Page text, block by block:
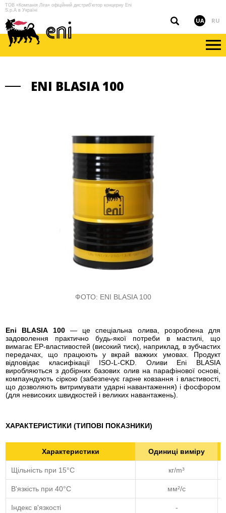
ТОВ «Компанія Ліга» офіційний дистриб'ютор концерну Eni
S.p.A в Україні
UA RU
ENI BLASIA 100
ФОТО: ENI BLASIA 100
Eni BLASIA 100— це спеціальна олива, розроблена для
задоволення практично будь-якої потреби в мастилі, що
вимагає EP-властивостей (високий тиск), наприклад, в зубчастих
передачах, що працюють у вкрай важких умовах. Продукт
відповідає класифікації ISO-L-CKD. Оливи Eni BLASIA
виробляються з добірних базових олив на парафінової основі,
компаундують сіркою (забезпечує гарне ковзання і властивості,
що дозволяють витримувати ударні навантаження) і фосфором
(для невисоких швидкостей і великих навантажень).
ХАРАКТЕРИСТИКИ (ТИПОВІ ПОКАЗНИКИ)
Характеристики Одиниці виміру
Щільність при 15°С кг/m³
В'язкість при 40°C мм²/с
Індекс в'язкості -